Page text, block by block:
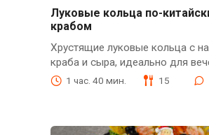
Луковые кольца по-
крабом
Хрустящие луковые кольца с
краба и сыра, идеально для
1 час. 40 мин. 15